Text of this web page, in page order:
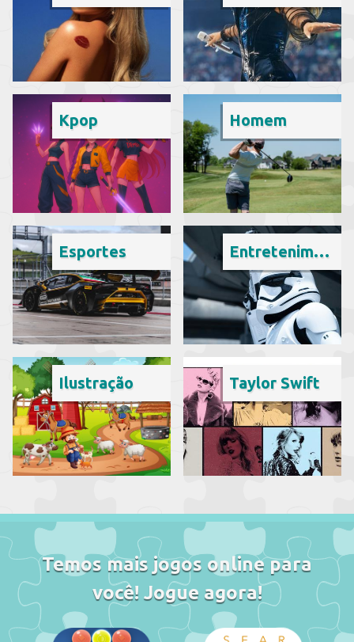
Kpop Homem
Esportes Entretenimento
Ilustração Taylor Swift
Temos mais jogos online para
você! Jogue agora!